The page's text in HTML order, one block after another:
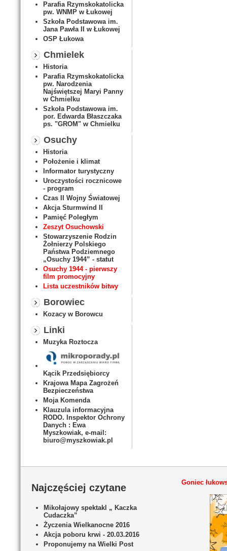
Parafia Rzymskokatolicka
pw. WNMP w Łukowej
Szkoła Podstawowa im.
Jana Pawła II w Łukowej
OSP Łukowa
Chmielek
Historia
Parafia Rzymskokatolicka
pw. Narodzenia
Najświętszej Maryi Panny
w Chmielku
Szkoła Podstawowa im.
por. Edwarda Błaszczaka
ps. "GROM" w Chmielku
Osuchy
Historia
Położenie i klimat
Informator turystyczny
Uroczystości rocznicowe
- program
Czas II Wojny Światowej
Akcja Sturmwind II
Pamięć Poległym
Zeszyt Osuchowski
Stowarzyszenie Rodzin
Żołnierzy Polskiego
Państwa Podziemnego
„Osuchy 1944” - statut
Osuchy 1944 - pierwszy
film promocyjny
Lista uczestników bitwy
Borowiec
Kozacy w Borowcu
Linki
Muzyka Roztocza
Kącik Przedsiębiorcy
Krajowa Mapa Zagrożeń
Bezpieczeństwa
Moja Komenda
Klauzula informacyjna
RODO. Inspektor Ochrony
Danych : Ewa
Myszkowiak, e-mail:
biuro@myszkowiak.pl
Najczęściej czytane
Mikołajowy spektakl „ Kaczka
Cudaczka”
Życzenia Wielkanocne 2016
Akcja poboru krwi - 20.03.2016
Proponujemy na Wielki Post
Goniec